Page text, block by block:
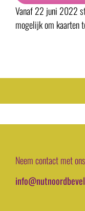
inhoudVanaf 22 juni 2022
mogelijk om kaarten
Neem contact met